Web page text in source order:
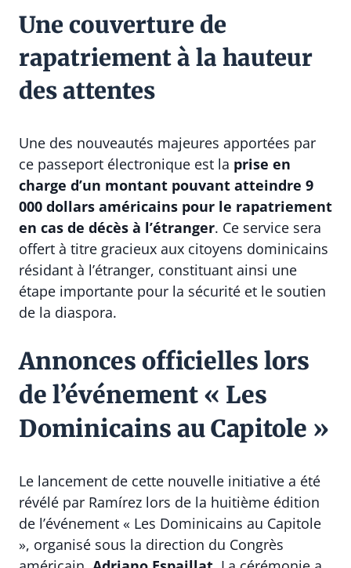
Une couverture de
rapatriement à la hauteur
des attentes
Une des nouveautés majeures apportées par
ce passeport électronique est la prise en
charge d’un montant pouvant atteindre 9
000 dollars américains pour le rapatriement
en cas de décès à l’étranger. Ce service sera
offert à titre gracieux aux citoyens dominicains
résidant à l’étranger, constituant ainsi une
étape importante pour la sécurité et le soutien
de la diaspora.
Annonces officielles lors
de l’événement « Les
Dominicains au Capitole »
Le lancement de cette nouvelle initiative a été
révélé par Ramírez lors de la huitième édition
de l’événement « Les Dominicains au Capitole
», organisé sous la direction du Congrès